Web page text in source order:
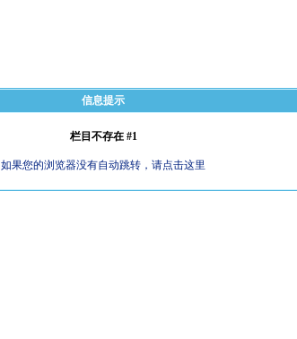
信息提示
栏目不存在 #1
如果您的浏览器没有自动跳转，请点击这里